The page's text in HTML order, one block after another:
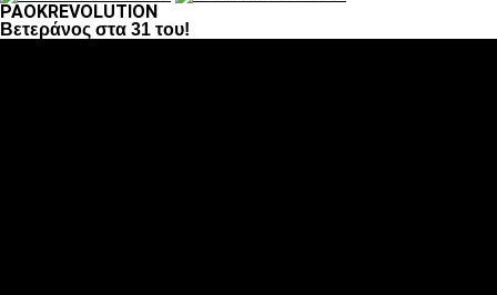
PAOKREVOLUTION
Βετεράνος στα 31 του!